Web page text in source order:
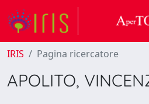
IRIS Pagina ricercatore
APOLITO,